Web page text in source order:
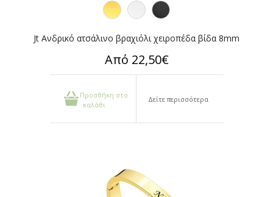
Jt Ανδρικό ατσάλινο βραχιόλι χειροπέδα βίδα 8mm
Από 22,50€
Προσθήκη στο
καλάθι
Δείτε περισσότερα